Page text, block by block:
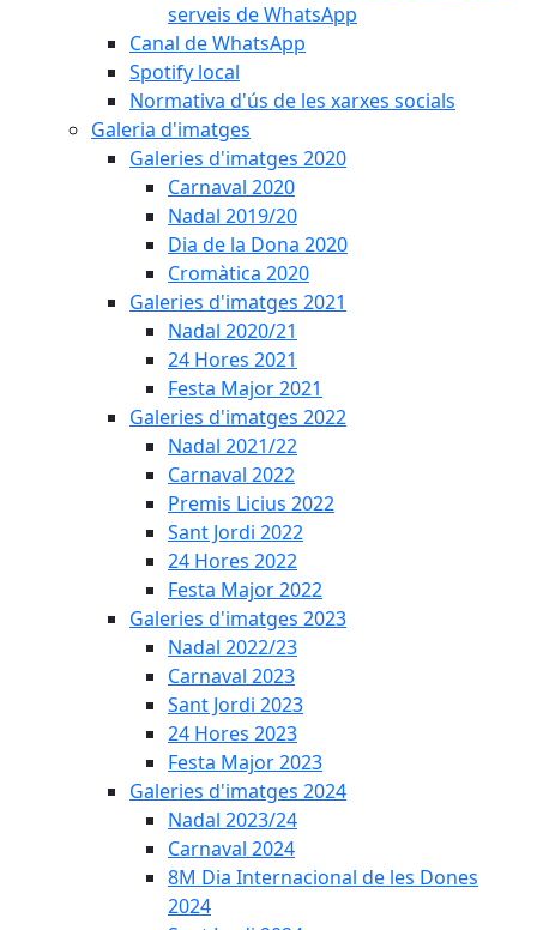
serveis de WhatsApp
Canal de WhatsApp
Spotify local
Normativa d'ús de les xarxes socials
Galeria d'imatges
Galeries d'imatges 2020
Carnaval 2020
Nadal 2019/20
Dia de la Dona 2020
Cromàtica 2020
Galeries d'imatges 2021
Nadal 2020/21
24 Hores 2021
Festa Major 2021
Galeries d'imatges 2022
Nadal 2021/22
Carnaval 2022
Premis Licius 2022
Sant Jordi 2022
24 Hores 2022
Festa Major 2022
Galeries d'imatges 2023
Nadal 2022/23
Carnaval 2023
Sant Jordi 2023
24 Hores 2023
Festa Major 2023
Galeries d'imatges 2024
Nadal 2023/24
Carnaval 2024
8M Dia Internacional de les Dones
2024